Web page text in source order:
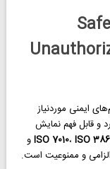
ایمنی موردنیاز
و قابل فهم نمایش
ISO 7010، ISO
و
و ممنوعیت است.